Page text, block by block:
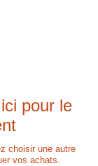
pour le
choisir une autre
vos achats.